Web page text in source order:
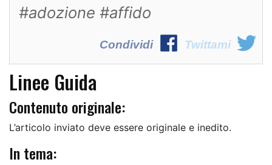
#adozione #affido
Twittami
Condividi
Linee Guida
Contenuto originale:
L’articolo inviato deve essere originale e inedito.
In tema: